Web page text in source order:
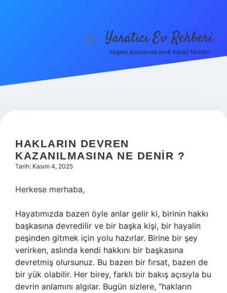
Hakkımızda
menüyüYaratıcı Ev Rehberi
Yaşam alanlarına renk katan fikirler!
HAKLARIN DEVREN
KAZANILMASINA NE DENIR ?
Tarih: Kasım 4, 2025
Herkese merhaba,
Hayatımızda bazen öyle anlar gelir ki, birinin hakkı
başkasına devredilir ve bir başka kişi, bir hayalin
peşinden gitmek için yolu hazırlar. Birine bir şey
verirken, aslında kendi hakkını bir başkasına
devretmiş olursunuz. Bu bazen bir fırsat, bazen de
bir yük olabilir. Her birey, farklı bir bakış açısıyla bu
devrin anlamını algılar. Bugün sizlere, “hakların